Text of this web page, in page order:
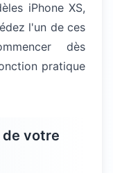
iPhone XS,
l'un de ces
dès
pratique
votre